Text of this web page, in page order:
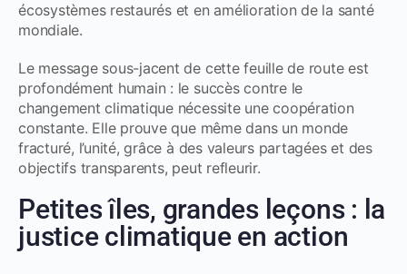
écosystèmes restaurés et en amélioration de la santé
mondiale.
Le message sous-jacent de cette feuille de route est
profondément humain : le succès contre le
changement climatique nécessite une coopération
constante. Elle prouve que même dans un monde
fracturé, l’unité, grâce à des valeurs partagées et des
objectifs transparents, peut refleurir.
Petites îles, grandes leçons : la
justice climatique en action